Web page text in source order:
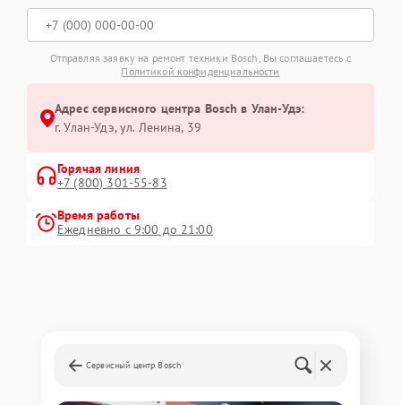
Отправляя заявку на ремонт техники Bosch, Вы соглашаетесь с
Политикой конфиденциальности
Адрес сервисного центра Bosch в Улан-Удэ:
г. Улан-Удэ, ул. Ленина, 39
Горячая линия
+7 (800) 301-55-83
Время работы
Ежедневно с 9:00 до 21:00
Сервисный центр Bosch